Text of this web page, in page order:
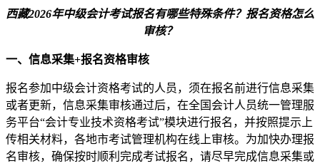
西藏2026年中级会计考试报名有哪些特殊条件？报名资格怎么
审核？
一、信息采集+报名资格审核
报名参加中级会计资格考试的人员，须在报名前进行信息采集
或者更新，信息采集审核通过后，在全国会计人员统一管理服
务平台“会计专业技术资格考试”模块进行报名，并按照提示上
传相关材料，各地市考试管理机构在线上审核。为加快办理报
名审核，确保按时顺利完成考试报名，请尽早完成信息采集或